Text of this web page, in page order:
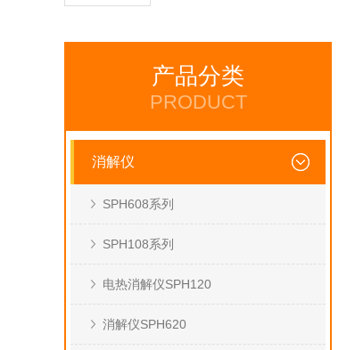
产品分类
PRODUCT
消解仪
SPH608系列
SPH108系列
电热消解仪SPH120
消解仪SPH620